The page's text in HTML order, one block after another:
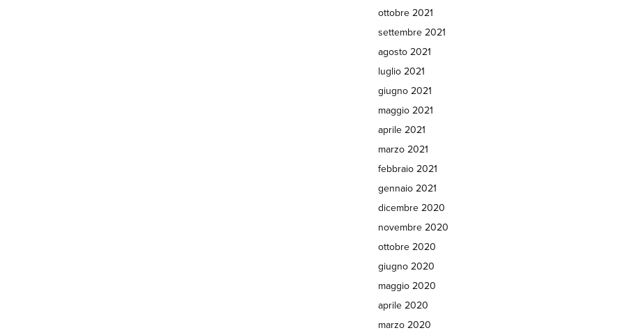
ottobre 2021
settembre 2021
agosto 2021
luglio 2021
giugno 2021
maggio 2021
aprile 2021
marzo 2021
febbraio 2021
gennaio 2021
dicembre 2020
novembre 2020
ottobre 2020
giugno 2020
maggio 2020
aprile 2020
marzo 2020